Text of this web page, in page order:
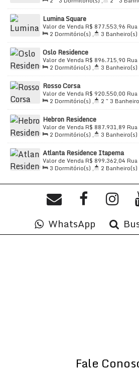
Endereço privilegiado:Rua 916,
Branca, Itapema/SC Próximo a
principal avenida da cidade.
Várzea, Itapema, Santa Catarina,
70.00m² , 2Sala(s), 1 ~ 2
Vaga(s), Útil:66
Lumina Square
R$ 877.553,96
Valor de Venda
Morretes, Itapema, Santa Catarina,
2 Dormitório(s) , 3 Banheiro(s)
70.00m² , 2Sala(s), 2 Suíte(s),
Vaga(s), Útil:70
Oslo Residence
R$ 896.715,90
Valor de Venda
Tabuleiro dos Oliveiras, Itapema,
2 Dormitório(s) , 3 Banheiro(s)
70.00m² , 2Sala(s), 2 Suíte(s),
Vaga(s) , Útil:
Rosso Corsa
R$ 920.550,00
Valor de Venda
Morretes, Itapema, Santa Catarina,
2 Dormitório(s) , 2 ~ 3
69.05m² , 2Sala(s), 1 ~ 2
Vaga(s)
Útil:68.20
Hebron Residence
R$ 887.931,89
Valor de Venda
Morretes, Itapema, Santa Catarina,
2 Dormitório(s) , 3 Banheiro(s)
69.90m² , 2Sala(s), 2 Suíte(s),
Vaga(s), Útil:65.00~ 69.90m²
Atlanta Residence Itapema
R$ 899.362,04
Valor de Venda
Morretes, Itapema, Santa Catarina,
3 Dormitório(s) , 2 Banheiro(s)
Vaga(s), 500mDistância do Mar,
WhatsApp
Fale